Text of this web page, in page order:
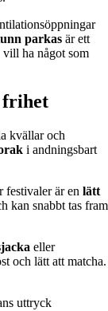
parkas är ett
ha något som
frihet
kvällar och
i andningsbart
festivaler är en lätt
kan snabbt tas fram
eller
och lätt att matcha.
uttryck